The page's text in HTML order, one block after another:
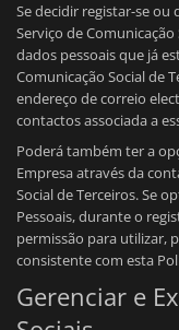
Se decidir registar-se ou
Serviço de
dados pessoais que já
Comunicação Social de
endereço de correio
contactos associada a
Poderá também ter a
Empresa através da
Social de Terceiros. Se
Pessoais, durante o
permissão para utilizar,
consistente com esta
Gerenciar e